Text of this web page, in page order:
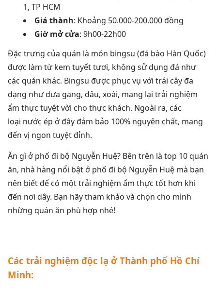
1, TP HCM
Giá thành: Khoảng 50.000-200.000 đồng
Giờ mở cửa: 9h00-22h00
Đặc trưng của quán là món bingsu (đá bào Hàn Quốc)
được làm từ kem tuyết tươi, không sử dụng đá như
các quán khác. Bingsu được phục vụ với trái cây đa
dạng như dưa gang, dâu, xoài, mang lại trải nghiệm
ẩm thực tuyệt vời cho thực khách. Ngoài ra, các
loại nước ép ở đây đảm bảo 100% nguyên chất, mang
đến vị ngon tuyệt đỉnh.
Ăn gì ở phố đi bộ Nguyễn Huệ? Bên trên là top 10 quán
ăn, nhà hàng nổi bật ở phố đi bộ Nguyễn Huệ mà bạn
nên biết để có một trải nghiệm ẩm thực tốt hơn khi
đến nơi dây. Bạn hãy tham khảo và chọn cho mình
những quán ăn phù hợp nhé!
Các trải nghiệm độc lạ ở Thành phố Hồ Chí
Minh: